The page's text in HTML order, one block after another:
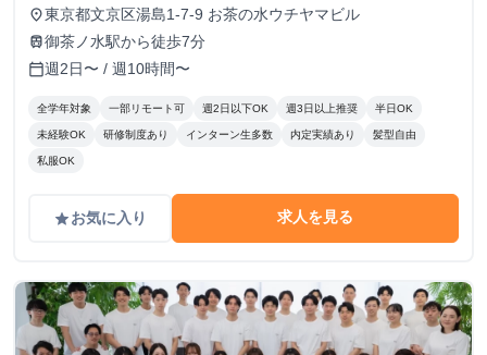
4500円)
place東京都文京区湯島1-7-9 お茶の水ウチヤマビル
train御茶ノ水駅から徒歩7分
calendar_today週2日〜 / 週10時間〜
全学年対象 一部リモート可 週2日以下OK 週3日以上推奨 半日OK
未経験OK 研修制度あり インターン生多数 内定実績あり 髪型自由
私服OK
gradeお気に入り 求人を見る